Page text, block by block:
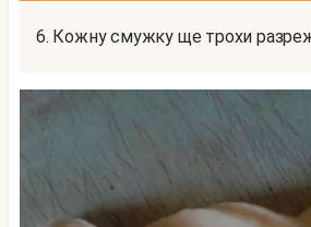
6. Кожну смужку ще трохи